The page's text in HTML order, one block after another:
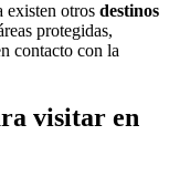
existen otros destinos
protegidas,
contacto con la
visitar en